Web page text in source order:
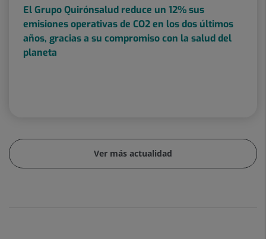
El Grupo Quirónsalud reduce un 12% sus
emisiones operativas de CO2 en los dos últimos
años, gracias a su compromiso con la salud del
planeta
Ver más actualidad